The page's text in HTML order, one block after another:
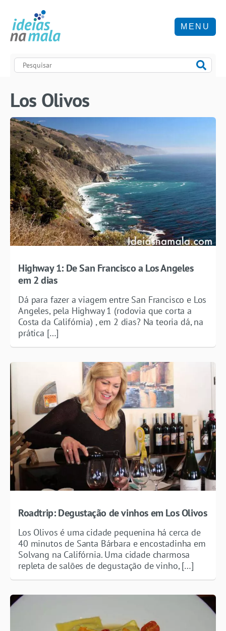
MENU
Los Olivos
Highway 1: De San Francisco a Los Angeles
em 2 dias
Dá para fazer a viagem entre San Francisco e Los
Angeles, pela Highway 1 (rodovia que corta a
Costa da Califórnia) , em 2 dias? Na teoria dá, na
prática […]
Roadtrip: Degustação de vinhos em Los Olivos
Los Olivos é uma cidade pequenina há cerca de
40 minutos de Santa Bárbara e encostadinha em
Solvang na Califórnia. Uma cidade charmosa
repleta de salões de degustação de vinho, […]